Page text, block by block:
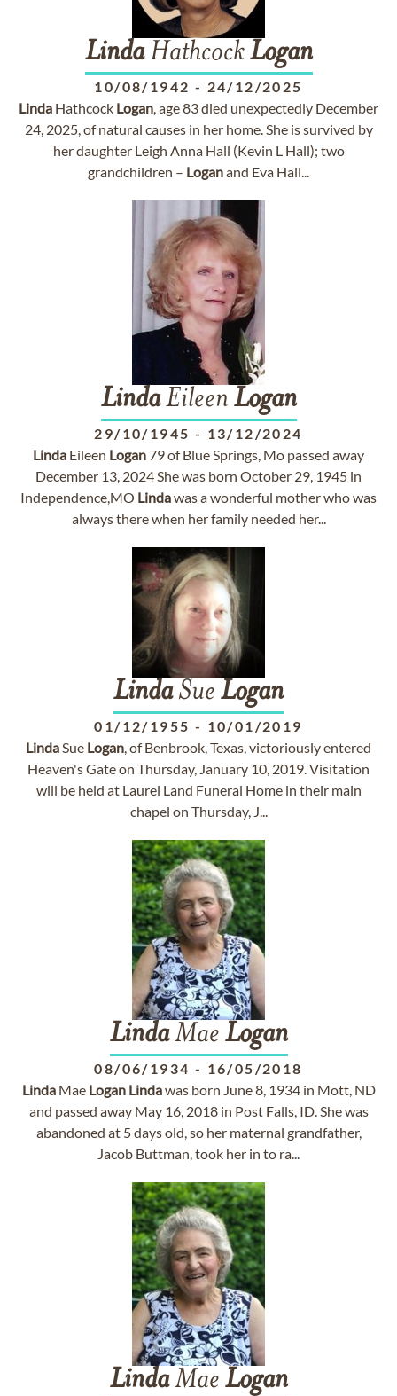
LindaHathcockLogan
10/08/1942 - 24/12/2025
Linda Hathcock Logan, age 83 died unexpectedly December
24, 2025, of natural causes in her home. She is survived by
her daughter Leigh Anna Hall (Kevin L Hall); two
grandchildren – Loganand Eva Hall...
LindaEileen Logan
29/10/1945 - 13/12/2024
Linda Eileen Logan79 of Blue Springs, Mo passed away
December 13, 2024 She was born October 29, 1945 in
Independence,MO Lindawas a wonderful mother who was
always there when her family needed her...
LindaSue Logan
01/12/1955 - 10/01/2019
LindaSue Logan, of Benbrook, Texas, victoriously entered
Heaven's Gate on Thursday, January 10, 2019. Visitation
will be held at Laurel Land Funeral Home in their main
chapel on Thursday, J...
LindaMae Logan
08/06/1934 - 16/05/2018
LindaMae Logan Lindawas born June 8, 1934 in Mott, ND
and passed away May 16, 2018 in Post Falls, ID. She was
abandoned at 5 days old, so her maternal grandfather,
Jacob Buttman, took her in to ra...
LindaMae Logan